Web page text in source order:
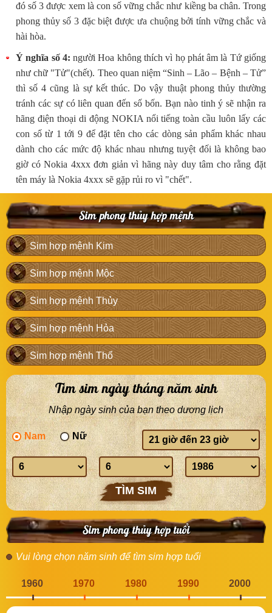
đó số 3 được xem là con số vững chắc như kiềng ba chân. Trong
phong thủy số 3 đặc biệt được ưa chuộng bởi tính vững chắc và
hài hòa.
Ý nghĩa số 4:người Hoa không thích vì họ phát âm là Tứ giống
như chữ "Tử"(chết). Theo quan niệm “Sinh – Lão – Bệnh – Tử”
thì số 4 cũng là sự kết thúc. Do vậy thuật phong thủy thường
tránh các sự có liên quan đến số bốn. Bạn nào tinh ý sẽ nhận ra
hãng điện thoại di động NOKIA nổi tiếng toàn cầu luôn lấy các
con số từ 1 tới 9 để đặt tên cho các dòng sản phẩm khác nhau
dành cho các mức độ khác nhau nhưng tuyệt đối là không bao
giờ có Nokia 4xxx đơn giản vì hãng này duy tâm cho rằng đặt
tên máy là Nokia 4xxx sẽ gặp rủi ro vì "chết".
Sim phong thủy hợp mệnh
Sim hợp mệnh Kim
Sim hợp mệnh Mộc
Sim hợp mệnh Thủy
Sim hợp mệnh Hỏa
Sim hợp mệnh Thổ
Tìm sim ngày tháng năm sinh
Nhập ngày sinh của bạn theo dương lịch
Nam Nữ Giờ
sinh
Ngày
sinh
Tháng
sinh
Năm
sinh
TÌM SIM
Sim phong thủy hợp tuổi
Vui lòng chọn năm sinh để tìm sim hợp tuổi
1960 1970 1980 1990 2000